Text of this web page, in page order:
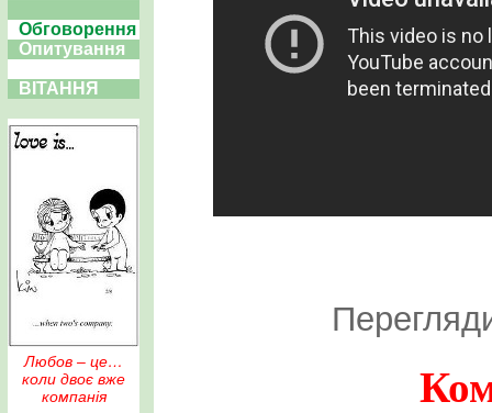
Обговорення
Опитування
ВІТАННЯ
Любов – це…
коли двоє вже
компанія